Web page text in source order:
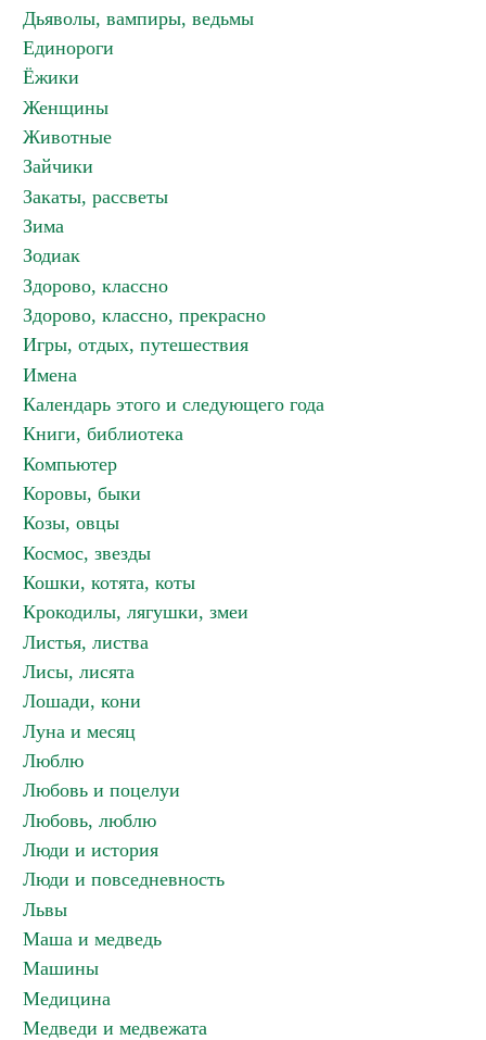
Дьяволы, вампиры, ведьмы
Единороги
Ёжики
Женщины
Животные
Зайчики
Закаты, рассветы
Зима
Зодиак
Здорово, классно
Здорово, классно, прекрасно
Игры, отдых, путешествия
Имена
Календарь этого и следующего года
Книги, библиотека
Компьютер
Коровы, быки
Козы, овцы
Космос, звезды
Кошки, котята, коты
Крокодилы, лягушки, змеи
Листья, листва
Лисы, лисята
Лошади, кони
Луна и месяц
Люблю
Любовь и поцелуи
Любовь, люблю
Люди и история
Люди и повседневность
Львы
Маша и медведь
Машины
Медицина
Медведи и медвежата